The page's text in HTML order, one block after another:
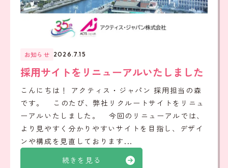
続きを見る
お知らせ 2026.7.15
採用サイトをリニューアルいたしました
こんにちは！ アクティス・ジャパン 採用担当の森
です。 このたび、弊社リクルートサイトをリニュ
ーアルいたしました。 今回のリニューアルでは、
より見やすく分かりやすいサイトを目指し、デザイ
ンや構成を見直しております...